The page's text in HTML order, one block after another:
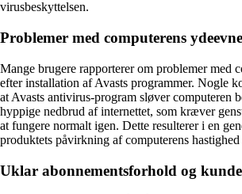
virusbeskyttelsen.
Problemer med computerens ydeevne
Mange brugere rapporterer om problemer med
efter installation af Avasts programmer. Nogle
at Avasts antivirus-program sløver computeren
hyppige nedbrud af internettet, som kræver
at fungere normalt igen. Dette resulterer i en
produktets påvirkning af computerens
Uklar abonnementsforhold og